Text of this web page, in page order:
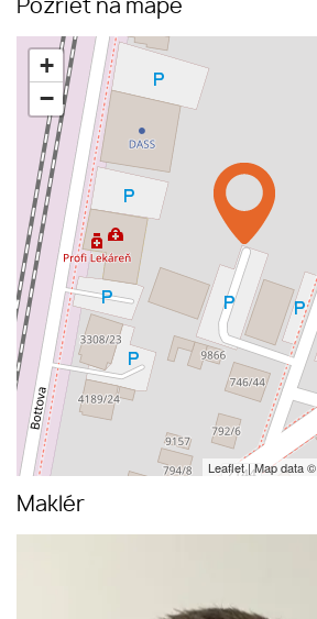
Pozrieť na mape
+
−
Leaflet| Map data ©
Maklér